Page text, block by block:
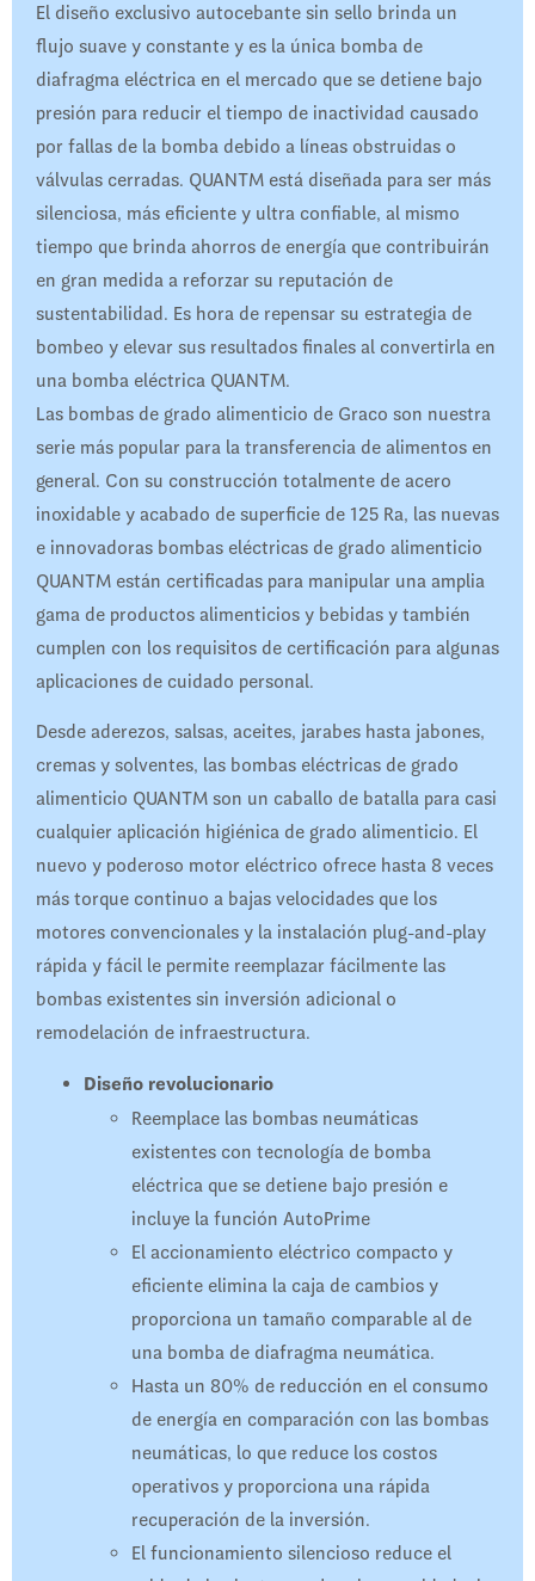
El diseño exclusivo autocebante sin sello brinda un
flujo suave y constante y es la única bomba de
diafragma eléctrica en el mercado que se detiene bajo
presión para reducir el tiempo de inactividad causado
por fallas de la bomba debido a líneas obstruidas o
válvulas cerradas. QUANTM está diseñada para ser más
silenciosa, más eficiente y ultra confiable, al mismo
tiempo que brinda ahorros de energía que contribuirán
en gran medida a reforzar su reputación de
sustentabilidad. Es hora de repensar su estrategia de
bombeo y elevar sus resultados finales al convertirla en
una bomba eléctrica QUANTM.
Las bombas de grado alimenticio de Graco son nuestra
serie más popular para la transferencia de alimentos en
general. Con su construcción totalmente de acero
inoxidable y acabado de superficie de 125 Ra, las nuevas
e innovadoras bombas eléctricas de grado alimenticio
QUANTM están certificadas para manipular una amplia
gama de productos alimenticios y bebidas y también
cumplen con los requisitos de certificación para algunas
aplicaciones de cuidado personal.
Desde aderezos, salsas, aceites, jarabes hasta jabones,
cremas y solventes, las bombas eléctricas de grado
alimenticio QUANTM son un caballo de batalla para casi
cualquier aplicación higiénica de grado alimenticio. El
nuevo y poderoso motor eléctrico ofrece hasta 8 veces
más torque continuo a bajas velocidades que los
motores convencionales y la instalación plug-and-play
rápida y fácil le permite reemplazar fácilmente las
bombas existentes sin inversión adicional o
remodelación de infraestructura.
Diseño revolucionario
Reemplace las bombas neumáticas
existentes con tecnología de bomba
eléctrica que se detiene bajo presión e
incluye la función AutoPrime
El accionamiento eléctrico compacto y
eficiente elimina la caja de cambios y
proporciona un tamaño comparable al de
una bomba de diafragma neumática.
Hasta un 80% de reducción en el consumo
de energía en comparación con las bombas
neumáticas, lo que reduce los costos
operativos y proporciona una rápida
recuperación de la inversión.
El funcionamiento silencioso reduce el